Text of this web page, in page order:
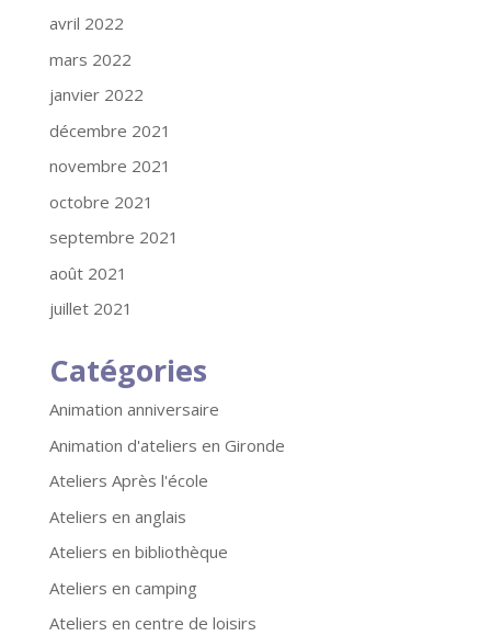
avril 2022
mars 2022
janvier 2022
décembre 2021
novembre 2021
octobre 2021
septembre 2021
août 2021
juillet 2021
Catégories
Animation anniversaire
Animation d'ateliers en Gironde
Ateliers Après l'école
Ateliers en anglais
Ateliers en bibliothèque
Ateliers en camping
Ateliers en centre de loisirs